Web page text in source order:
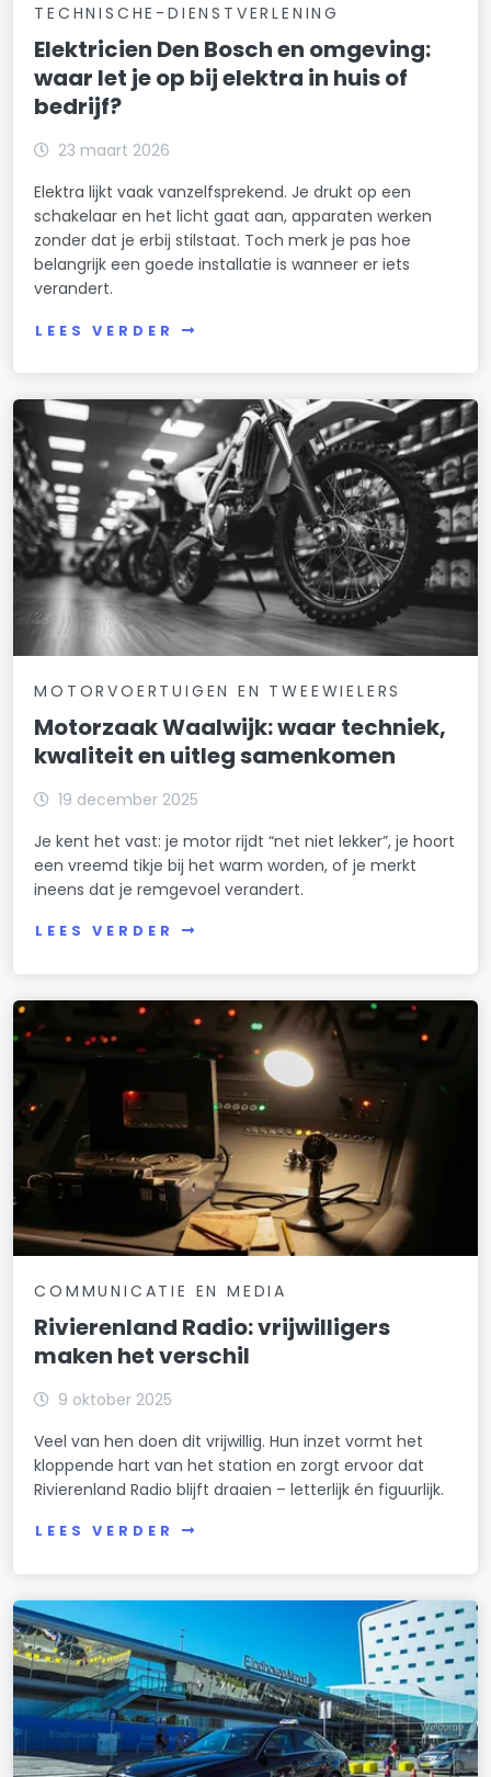
TECHNISCHE-DIENSTVERLENING
Elektricien Den Bosch en omgeving:
waar let je op bij elektra in huis of
bedrijf?
23 maart 2026
Elektra lijkt vaak vanzelfsprekend. Je drukt op een
schakelaar en het licht gaat aan, apparaten werken
zonder dat je erbij stilstaat. Toch merk je pas hoe
belangrijk een goede installatie is wanneer er iets
verandert.
LEES VERDER
MOTORVOERTUIGEN EN TWEEWIELERS
Motorzaak Waalwijk: waar techniek,
kwaliteit en uitleg samenkomen
19 december 2025
Je kent het vast: je motor rijdt “net niet lekker”, je hoort
een vreemd tikje bij het warm worden, of je merkt
ineens dat je remgevoel verandert.
LEES VERDER
COMMUNICATIE EN MEDIA
Rivierenland Radio: vrijwilligers
maken het verschil
9 oktober 2025
Veel van hen doen dit vrijwillig. Hun inzet vormt het
kloppende hart van het station en zorgt ervoor dat
Rivierenland Radio blijft draaien – letterlijk én figuurlijk.
LEES VERDER